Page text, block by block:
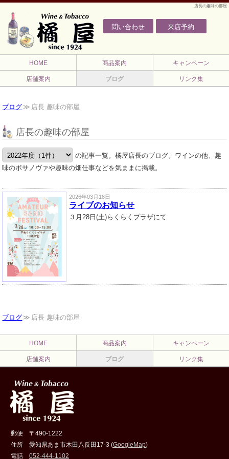
店長の趣味の部屋
問い合わせ 来店予約
HOME 商品案内 キャンペーン
店舗案内 ブログ リンク集
ブログ 店長 趣味の部屋
店長の趣味の部屋
の記事一覧。橘屋店長のブログ。ワインの他、趣
味のボサノヴァや趣味の畑仕事などを気ままに掲載。
2026年03月18日
ライブのお知らせ
３月28日(土)らくらくプラザにて
ブログ 店長 趣味の部屋
HOME 商品案内 キャンペーン
店舗案内 ブログ リンク集
郵便
〒490-1222
住所
愛知県あま市木田八反田17-3 (GoogleMap)
電話
052-444-1102